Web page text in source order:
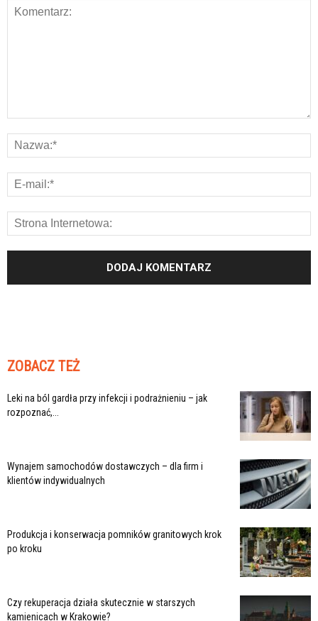
ZOBACZ TEŻ
Leki na ból gardła przy infekcji i podrażnieniu – jak
rozpoznać,...
Wynajem samochodów dostawczych – dla firm i
klientów indywidualnych
Produkcja i konserwacja pomników granitowych krok
po kroku
Czy rekuperacja działa skutecznie w starszych
kamienicach w Krakowie?